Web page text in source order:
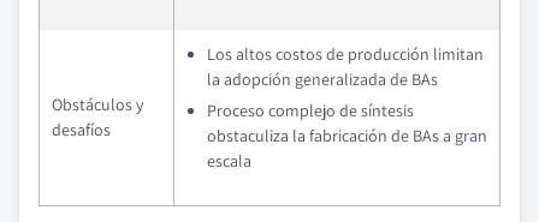
Obstáculos y
desafíos
Los altos costos de producción limitan
la adopción generalizada de BAs
Proceso complejo de síntesis
obstaculiza la fabricación de BAs a gran
escala